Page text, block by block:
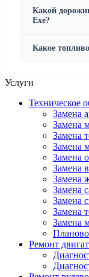
Какой
Exe?
Какое
Услуги
Техническое
Замена
Замена
Замена
Замена
Замена
Замена
Замена
Замена
Замена
Замена
Замена
Ремонт